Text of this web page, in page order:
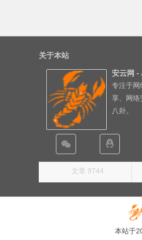
关于本站
安云网 -
专注于网
享、网络
八卦。
文章 9744
本站于